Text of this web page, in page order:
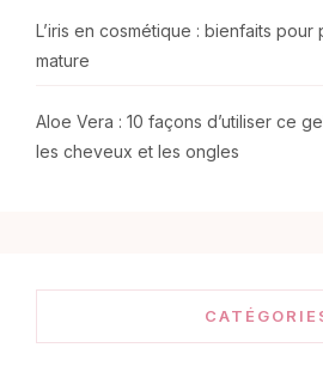
L’iris en cosmétique : bienfaits
mature
Aloe Vera : 10 façons d’utiliser ce
les cheveux et les ongles